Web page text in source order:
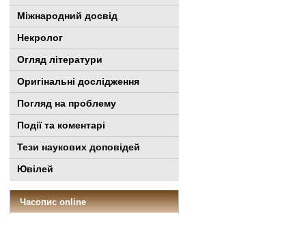
Міжнародний досвід
Некролог
Огляд літератури
Оригінальні дослідження
Погляд на проблему
Події та коментарі
Тези наукових доповідей
Ювілей
Часопис online